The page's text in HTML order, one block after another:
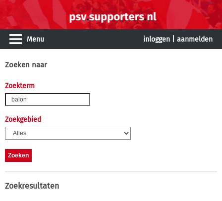
Menu inloggen aanmelden
Zoeken naar
Zoekterm
Zoekgebied
Zoekresultaten